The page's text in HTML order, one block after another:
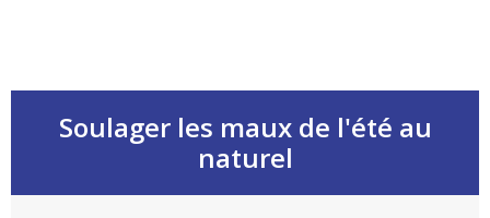
Soulager les maux de l'été au
naturel